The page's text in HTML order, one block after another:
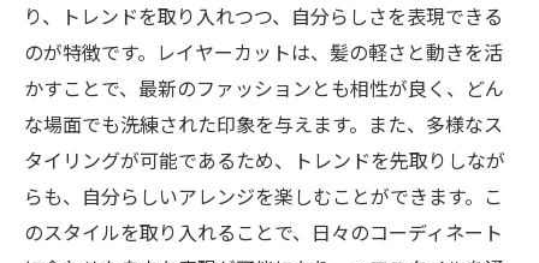
り、トレンドを取り入れつつ、自分らしさを表現できる
のが特徴です。レイヤーカットは、髪の軽さと動きを活
かすことで、最新のファッションとも相性が良く、どん
な場面でも洗練された印象を与えます。また、多様なス
タイリングが可能であるため、トレンドを先取りしなが
らも、自分らしいアレンジを楽しむことができます。こ
のスタイルを取り入れることで、日々のコーディネート